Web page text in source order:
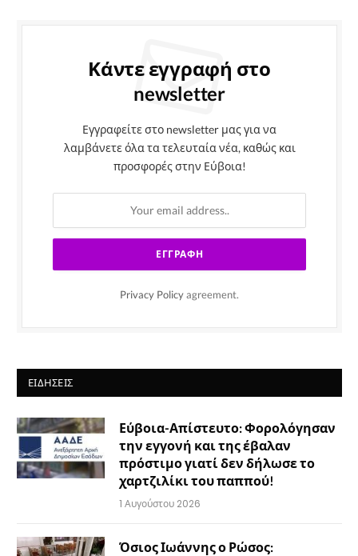
Κάντε εγγραφή στο
newsletter
Εγγραφείτε στο newsletter μας για να
λαμβάνετε όλα τα τελευταία νέα, καθώς και
προσφορές στην Εύβοια!
Privacy Policy agreement.
ΕΙΔΉΣΕΙΣ
Εύβοια-Απίστευτο: Φορολόγησαν
την εγγονή και της έβαλαν
πρόστιμο γιατί δεν δήλωσε το
χαρτζιλίκι του παππού!
1 Αυγούστου 2026
Όσιος Ιωάννης ο Ρώσος: